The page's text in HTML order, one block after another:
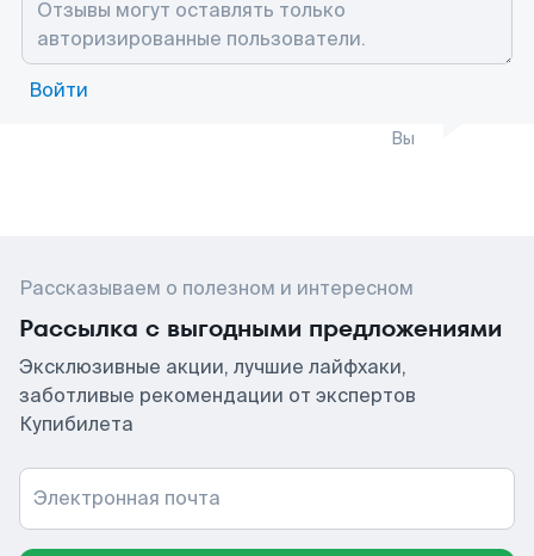
Войти
Вы
Рассказываем о полезном и интересном
Рассылка с выгодными предложениями
Эксклюзивные акции, лучшие лайфхаки,
заботливые рекомендации от экспертов
Купибилета
Электронная почта